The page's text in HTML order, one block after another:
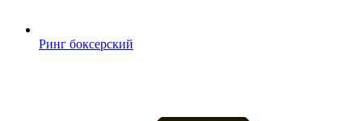
Ринг боксерский